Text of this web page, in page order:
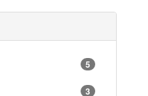
*
1
5
3